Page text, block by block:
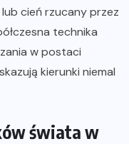
cień rzucany przez
technika
w postaci
kierunki niemal
świata w